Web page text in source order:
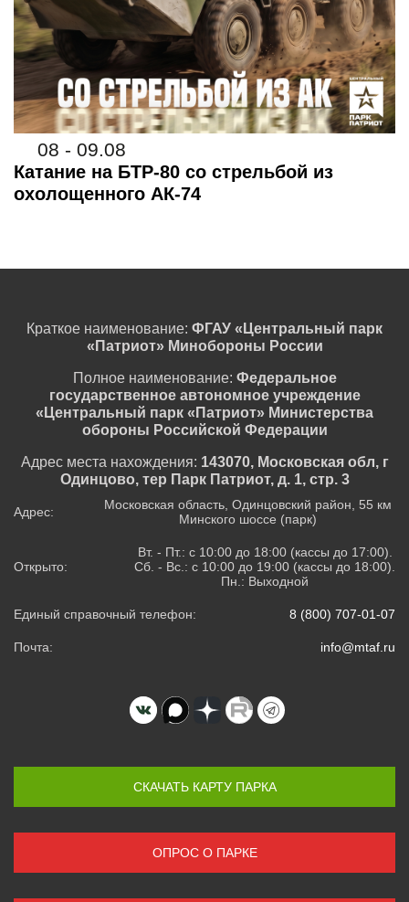
08 - 09.08
Катание на БТР-80 со стрельбой из
охолощенного АК-74
Краткое наименование: ФГАУ «Центральный парк
«Патриот» Минобороны России
Полное наименование: Федеральное
государственное автономное учреждение
«Центральный парк «Патриот» Министерства
обороны Российской Федерации
Адрес места нахождения: 143070, Московская обл, г
Одинцово, тер Парк Патриот, д. 1, стр. 3
Адрес:
Московская область, Одинцовский район, 55 км
Минского шоссе (парк)
Открыто:
Вт. - Пт.: с 10:00 до 18:00 (кассы до 17:00).
Сб. - Вс.: с 10:00 до 19:00 (кассы до 18:00).
Пн.: Выходной
Единый справочный телефон: 8 (800) 707-01-07
Почта: info@mtaf.ru
СКАЧАТЬ КАРТУ ПАРКА
ОПРОС О ПАРКЕ